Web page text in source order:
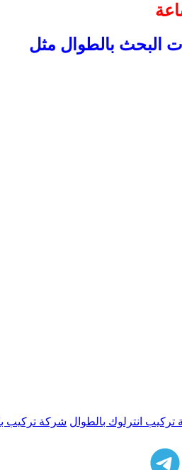
البحث بالطوال مثل
انترلوك بالطوال شركة تركيب